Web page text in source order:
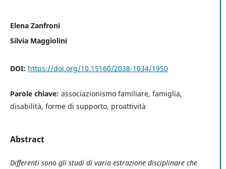
Elena Zanfroni
Silvia Maggiolini
DOI: https://doi.org/10.15160/2038-1034/1950
Parole chiave: associazionismo familiare, famiglia,
disabilità, forme di supporto, proattività
Abstract
Differenti sono gli studi di varia estrazione disciplinare che